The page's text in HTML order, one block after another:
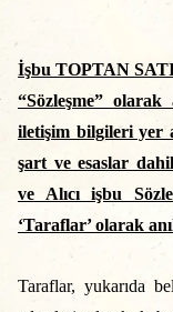
İşbu TOPTAN
“Sözleşme”
iletişim bilgileri yer
şart ve esaslar
ve Alıcı işbu
‘Taraflar’ olarak
Taraflar, yukarıda